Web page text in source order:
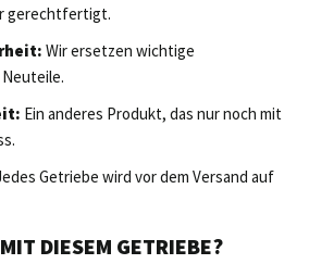
gerechtfertigt.
Wir ersetzen wichtige
Ein anderes Produkt, das nur noch mit
Getriebe wird vor dem Versand auf
DIESEM GETRIEBE?